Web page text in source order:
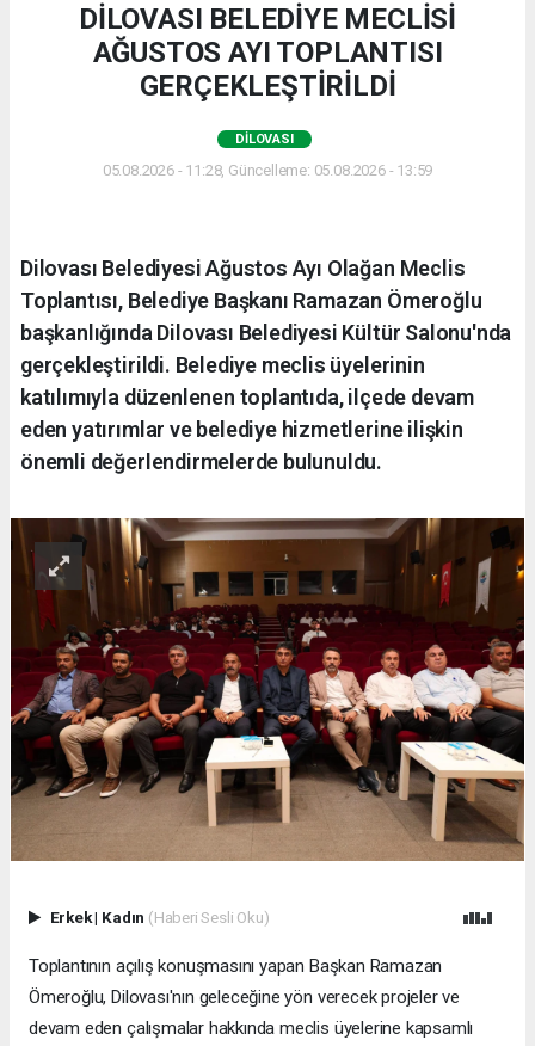
DİLOVASI BELEDİYE MECLİSİ
AĞUSTOS AYI TOPLANTISI
GERÇEKLEŞTİRİLDİ
DILOVASI
05.08.2026 - 11:28, Güncelleme: 05.08.2026 - 13:59
Dilovası Belediyesi Ağustos Ayı Olağan Meclis
Toplantısı, Belediye Başkanı Ramazan Ömeroğlu
başkanlığında Dilovası Belediyesi Kültür Salonu'nda
gerçekleştirildi. Belediye meclis üyelerinin
katılımıyla düzenlenen toplantıda, ilçede devam
eden yatırımlar ve belediye hizmetlerine ilişkin
önemli değerlendirmelerde bulunuldu.
Erkek| Kadın (Haberi Sesli Oku)
Toplantının açılış konuşmasını yapan Başkan Ramazan
Ömeroğlu, Dilovası'nın geleceğine yön verecek projeler ve
devam eden çalışmalar hakkında meclis üyelerine kapsamlı